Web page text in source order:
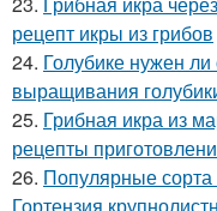
рецепт икры из грибов
24. Голубике нужен
выращивания
25. Грибная икра из
рецепты
26. Популярные сорта